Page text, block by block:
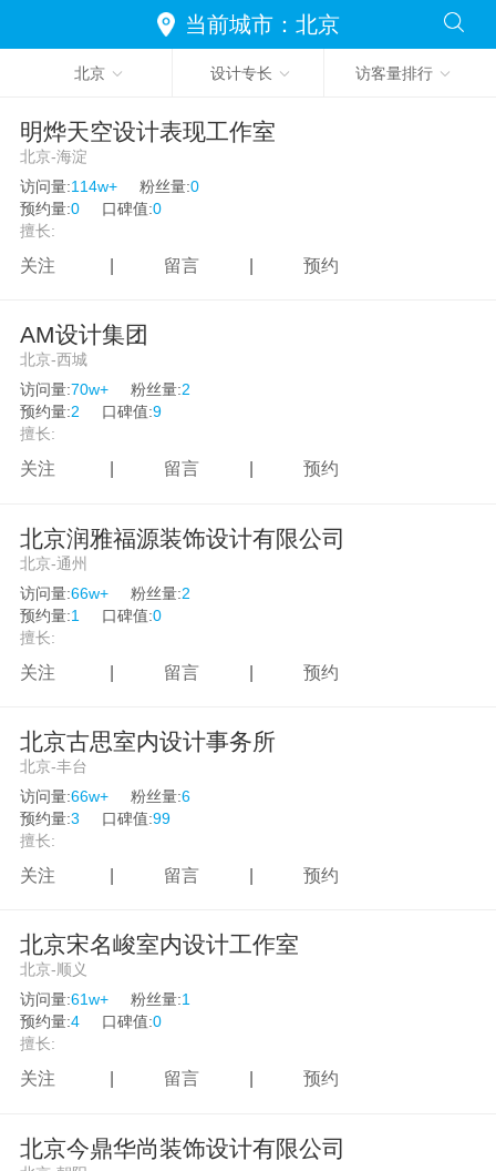
当前城市：北京
北京 设计专长 访客量排行
明烨天空设计表现工作室
北京-海淀
访问量:114w+ 粉丝量:0
预约量:0 口碑值:0
擅长:
关注 留言 预约
AM设计集团
北京-西城
访问量:70w+ 粉丝量:2
预约量:2 口碑值:9
擅长:
关注 留言 预约
北京润雅福源装饰设计有限公司
北京-通州
访问量:66w+ 粉丝量:2
预约量:1 口碑值:0
擅长:
关注 留言 预约
北京古思室内设计事务所
北京-丰台
访问量:66w+ 粉丝量:6
预约量:3 口碑值:99
擅长:
关注 留言 预约
北京宋名峻室内设计工作室
北京-顺义
访问量:61w+ 粉丝量:1
预约量:4 口碑值:0
擅长:
关注 留言 预约
北京今鼎华尚装饰设计有限公司